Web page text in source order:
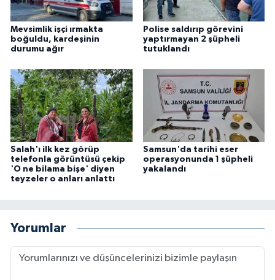
Mevsimlik işçi ırmakta
boğuldu, kardeşinin
durumu ağır
Polise saldırıp görevini
yaptırmayan 2 şüpheli
tutuklandı
Salah'ı ilk kez görüp
telefonla görüntüsü çekip
'O ne bilama bişe' diyen
teyzeler o anları anlattı
Samsun'da tarihi eser
operasyonunda 1 şüpheli
yakalandı
Yorumlar